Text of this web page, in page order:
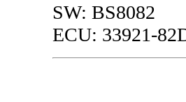
SW: BS8082
ECU: 33921-